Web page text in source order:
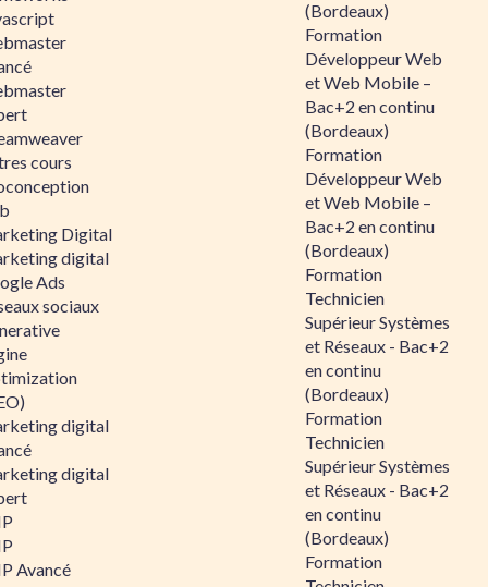
cours
Digital
digital
Ads
sociaux
digital
digital
Avancé
(Bordeaux)
Formation
Développeur Web
et Web Mobile –
Bac+2 en continu
(Bordeaux)
Formation
Développeur Web
et Web Mobile –
Bac+2 en continu
(Bordeaux)
Formation
Technicien
Supérieur Systèmes
et Réseaux - Bac+2
en continu
(Bordeaux)
Formation
Technicien
Supérieur Systèmes
et Réseaux - Bac+2
en continu
(Bordeaux)
Formation